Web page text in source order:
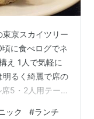
京スカイツリー
に食べログでネ
え 1人で気軽に
明るく綺麗で席の
5・2人用テー
ック #ランチ